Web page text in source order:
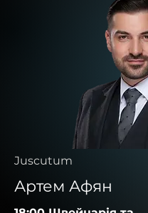
Juscutum
Артем Афян